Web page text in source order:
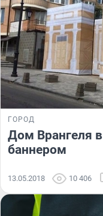
ГОРОД
Дом Врангеля
баннером
13.05.2018 10 406